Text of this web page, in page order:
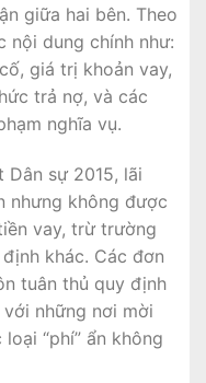
giữa hai bên. Theo
nội dung chính như:
giá trị khoản vay,
trả nợ, và các
nghĩa vụ.
Dân sự 2015, lãi
nhưng không được
vay, trừ trường
khác. Các đơn
tuân thủ quy định
những nơi mời
“phí” ẩn không